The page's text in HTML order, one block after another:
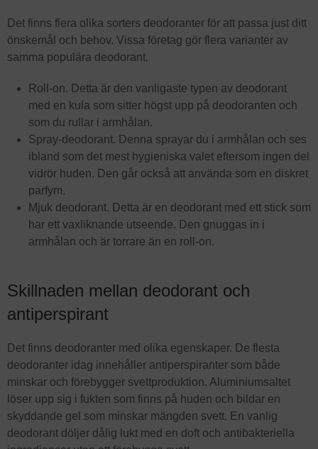
Det finns flera olika sorters deodoranter för att passa just ditt
önskemål och behov. Vissa företag gör flera varianter av
samma populära deodorant.
Roll-on. Detta är den vanligaste typen av deodorant
med en kula som sitter högst upp på deodoranten och
som du rullar i armhålan.
Spray-deodorant. Denna sprayar du i armhålan och ses
ibland som det mest hygieniska valet eftersom ingen del
vidrör huden. Den går också att använda som en diskret
parfym.
Mjuk deodorant. Detta är en deodorant med ett stick som
har ett vaxliknande utseende. Den gnuggas in i
armhålan och är torrare än en roll-on.
Skillnaden mellan deodorant och
antiperspirant
Det finns deodoranter med olika egenskaper. De flesta
deodoranter idag innehåller antiperspiranter som både
minskar och förebygger svettproduktion. Aluminiumsaltet
löser upp sig i fukten som finns på huden och bildar en
skyddande gel som minskar mängden svett. En vanlig
deodorant döljer dålig lukt med en doft och antibakteriella